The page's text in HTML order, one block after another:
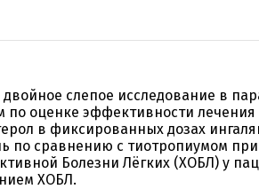
слепое исследование в
по оценке эффективности
в фиксированных дозах
по сравнению с тиотропиумом
Болезни Лёгких (ХОБЛ) у
ХОБЛ.